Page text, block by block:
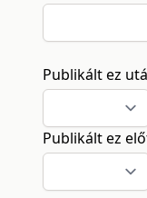
Publikált ez
Publikált ez